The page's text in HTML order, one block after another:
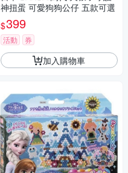
神扭蛋 可愛狗狗公仔 五款可選
$399
活動 券
加入購物車